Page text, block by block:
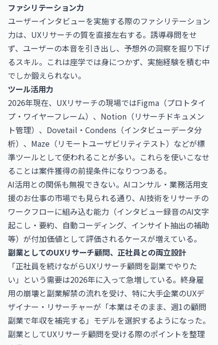
ファシリテーション力
ユーザーインタビューを実施する際のファシリテーション
力は、UXリサーチの質を直接左右する。誘導尋問をせ
ず、ユーザーの本音を引き出し、予想外の洞察を掘り下げ
るスキル。これは座学では身につかず、実施経験を積む中
でしか鍛えられない。
ツール活用力
2026年現在、UXリサーチの現場ではFigma（プロトタイ
プ・ワイヤーフレーム）、Notion（リサーチドキュメン
ト管理）、Dovetail・Condens（インタビューデータ分
析）、Maze（リモートユーザビリティテスト）などが標
準ツールとして使われることが多い。これらを使いこなせ
ることは案件獲得の前提条件になりつつある。
AI活用との関係も無視できない。 AIコンサル・業務活用支
援のお仕事の市場でも見られる通り、AI技術をリサーチの
ワークフローに組み込む能力（インタビュー録音のAI文字
起こし・要約、自動コーディング、インサイト抽出の補助
等）が付加価値として評価されるケースが増えている。
副業としてのUXリサーチ顧問、正社員との両立設計
「正社員を続けながらUXリサーチ顧問を副業でやりた
い」という需要は2026年に入って急増している。終身雇
用の崩壊と副業解禁の流れを受け、特に大手企業のUXデ
ザイナー・リサーチャーが「本業はそのまま、週1の顧問
副業で年収を補完する」モデルを選択するようになった。
副業としてUXリサーチ顧問を受ける際のポイントを整理